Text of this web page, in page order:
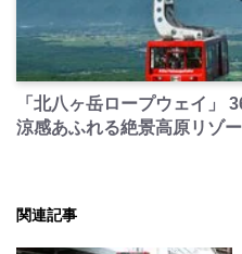
「北八ヶ岳ロープウェイ」
涼感あふれる絶景高原リゾ
関連記事